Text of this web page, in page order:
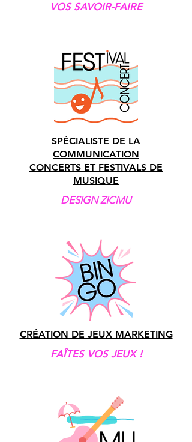
VOS SAVOIR-FAIRE
SPÉCIALISTE DE LA
COMMUNICATION
CONCERTS ET FESTIVALS DE
MUSIQUE
DESIGN ZICMU
CRÉATION DE JEUX MARKETING
FAÎTES VOS JEUX !